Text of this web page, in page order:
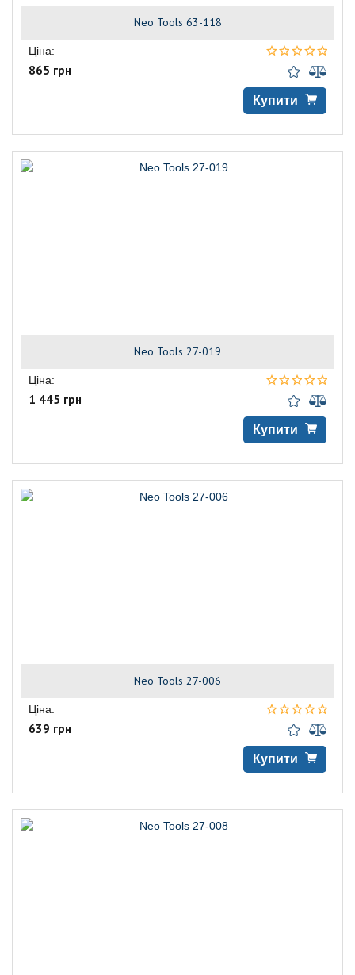
Neo Tools 63-118
Ціна:
865 грн
Купити
Neo Tools 27-019
Ціна:
1 445 грн
Купити
Neo Tools 27-006
Ціна:
639 грн
Купити